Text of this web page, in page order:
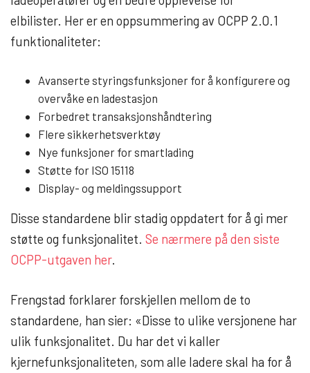
elbilister. Her er en oppsummering av OCPP 2.0.1
funktionaliteter:
Avanserte styringsfunksjoner for å konfigurere og
overvåke en ladestasjon
Forbedret transaksjonshåndtering
Flere sikkerhetsverktøy
Nye funksjoner for smartlading
Støtte for ISO 15118
Display- og meldingssupport
Disse standardene blir stadig oppdatert for å gi mer
støtte og funksjonalitet. Se nærmere på den siste
OCPP-utgaven her.
Frengstad forklarer forskjellen mellom de to
standardene, han sier: «Disse to ulike versjonene har
ulik funksjonalitet. Du har det vi kaller
kjernefunksjonaliteten, som alle ladere skal ha for å